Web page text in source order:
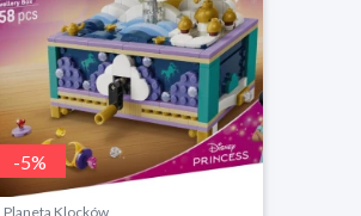
-5%
Planeta Klocków